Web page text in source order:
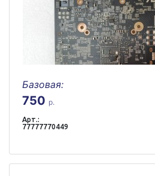
Базовая:
750 р.
Арт.:
77777770449